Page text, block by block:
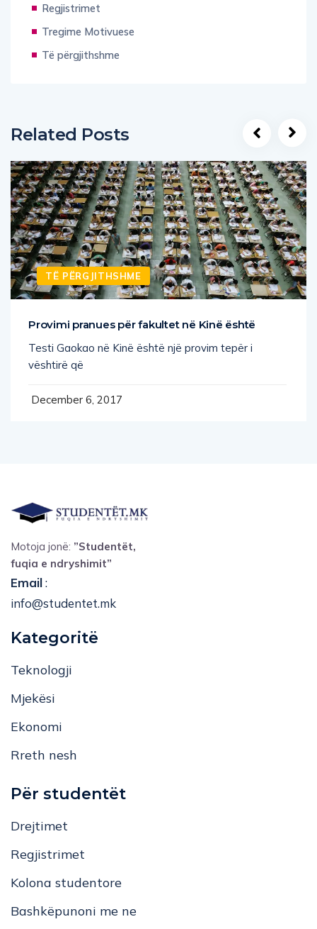
Regjistrimet
Tregime Motivuese
Të përgjithshme
Related Posts
TË PËRGJITHSHME
Provimi pranues për fakultet në Kinë është
Testi Gaokao në Kinë është një provim tepër i
vështirë që
December 6, 2017
Motoja jonë: ”Studentët,
fuqia e ndryshimit”
Email:
info@studentet.mk
Kategoritë
Teknologji
Mjekësi
Ekonomi
Rreth nesh
Për studentët
Drejtimet
Regjistrimet
Kolona studentore
Bashkëpunoni me ne